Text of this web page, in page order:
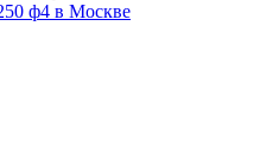
ф4 в Москве